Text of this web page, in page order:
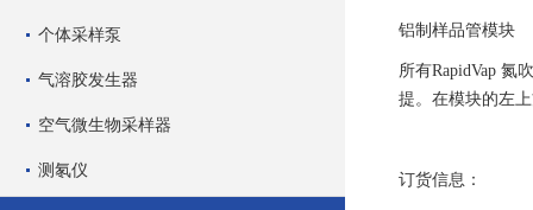
个体采样泵
气溶胶发生器
空气微生物采样器
测氡仪
铝制样品管模块
所有RapidVap 氮
提。在模块的左
订货信息：